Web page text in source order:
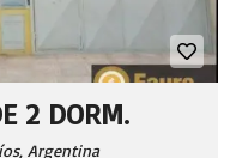
2 DORM.
Argentina